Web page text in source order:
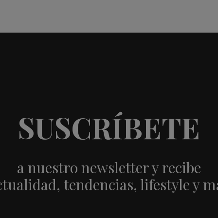
SUSCRÍBETE
a nuestro newsletter y recibe
tendencias, lifestyle y